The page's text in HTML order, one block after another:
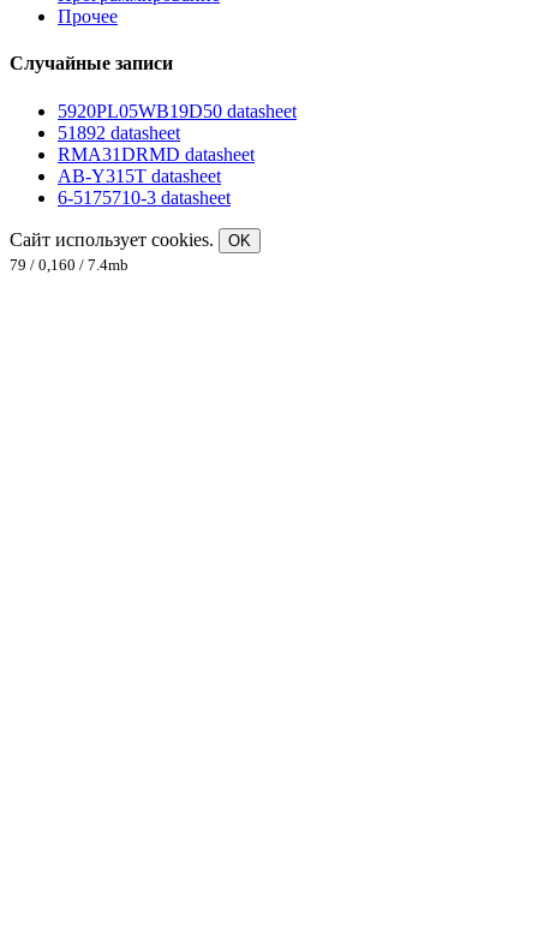
Прочее
Случайные записи
5920PL05WB19D50 datasheet
51892 datasheet
RMA31DRMD datasheet
AB-Y315T datasheet
6-5175710-3 datasheet
Сайт использует cookies.
OK
79 / 0,160 / 7.4mb